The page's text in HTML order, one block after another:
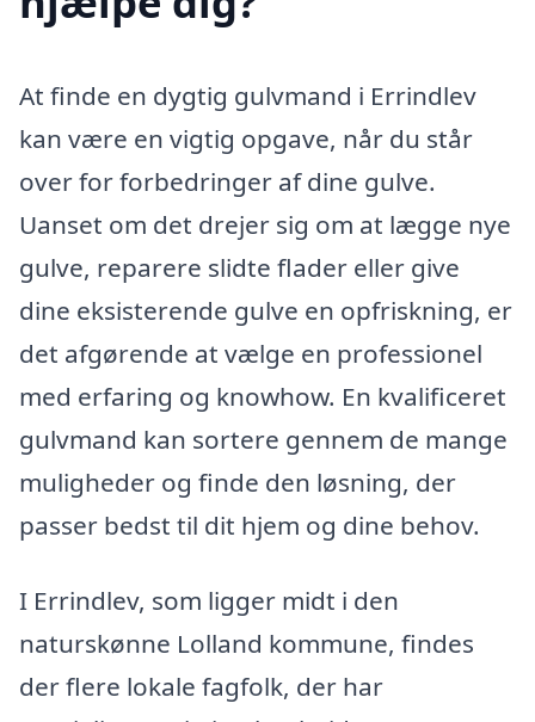
At finde en dygtig gulvmand i Errindlev
kan være en vigtig opgave, når du står
over for forbedringer af dine gulve.
Uanset om det drejer sig om at lægge nye
gulve, reparere slidte flader eller give
dine eksisterende gulve en opfriskning, er
det afgørende at vælge en professionel
med erfaring og knowhow. En kvalificeret
gulvmand kan sortere gennem de mange
muligheder og finde den løsning, der
passer bedst til dit hjem og dine behov.
I Errindlev, som ligger midt i den
naturskønne Lolland kommune, findes
der flere lokale fagfolk, der har